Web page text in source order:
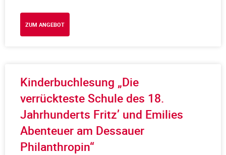
ZUM ANGEBOT
Kinderbuchlesung „Die
verrückteste Schule des 18.
Jahrhunderts Fritz’ und Emilies
Abenteuer am Dessauer
Philanthropin“